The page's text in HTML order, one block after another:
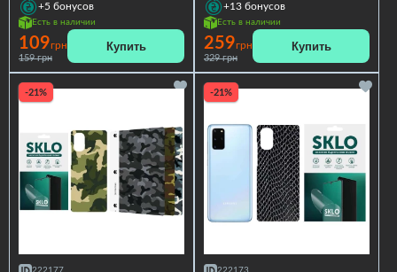
+5 бонусов
Есть в наличии
109грн
159 грн
Купить
+13 бонусов
Есть в наличии
259грн
329 грн
Купить
-21%
222177
-21%
222173